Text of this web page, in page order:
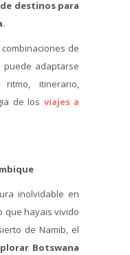
destinos para
de
adaptarse
itinerario,
de los viajes a
inolvidable en
que hayais vivido
de Namib, el
Botswana